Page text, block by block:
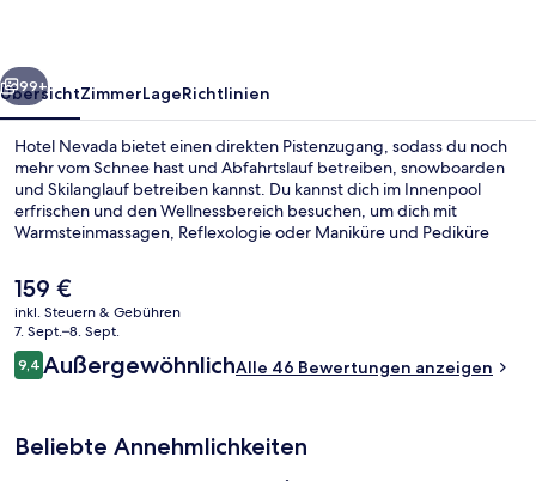
Weiter
99+
ÜbersichtZimmerLageRichtlinien
Hotel Nevada bietet einen direkten Pistenzugang, sodass du noch
mehr vom Schnee hast und Abfahrtslauf betreiben, snowboarden
und Skilanglauf betreiben kannst. Du kannst dich im Innenpool
erfrischen und den Wellnessbereich besuchen, um dich mit
Warmsteinmassagen, Reflexologie oder Maniküre und Pediküre
Fitnessmöglichkeiten gehören zu den weiteren Highlights.
Wintersportler können sich auf einen kostenlosen Ski-Shuttle
freuen und profitieren außerdem von Skipässen, einem Skiraum
und einem Skiverleih.
Der
aktuelle
Preis
beträgt
159 €.
159 €
inkl. Steuern & Gebühren
7. Sept.–8. Sept.
Bewertungen
9,49,4 von 10.
AußergewöhnlichAlle 46 Bewertungen anzeigen
Beliebte Annehmlichkeiten